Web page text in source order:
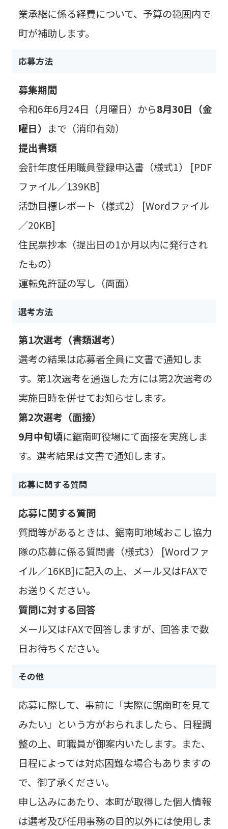
業承継に係る経費について、予算の範囲内で
町が補助します。
応募方法
募集期間
令和6年6月24日（月曜日）から8月30日（金
曜日） まで（消印有効）
提出書類
会計年度任用職員登録申込書（様式1） [PDF
ファイル／139KB]
活動目標レポート（様式2） [Wordファイル
／20KB]
住民票抄本（提出日の1か月以内に発行され
たもの）
運転免許証の写し（両面）
選考方法
第1次選考（書類選考）
選考の結果は応募者全員に文書で通知しま
す。第1次選考を通過した方には第2次選考の
実施日時を併せてお知らせします。
第2次選考（面接）
9月中旬頃に鋸南町役場にて面接を実施しま
す。選考結果は文書で通知します。
応募に関する質問
応募に関する質問
質問等があるときは、 鋸南町地域おこし協力
隊の応募に係る質問書（様式3） [Wordファ
イル／16KB]に記入の上、メール又はFAXで
お送りください。
質問に対する回答
メール又はFAXで回答しますが、回答まで数
日お待ちください。
その他
応募に際して、事前に「実際に鋸南町を見て
みたい」という方がおられましたら、日程調
整の上、町職員が御案内いたします。また、
日程によっては対応困難な場合もありますの
で、御了承ください。
申し込みにあたり、本町が取得した個人情報
は選考及び任用事務の目的以外には使用しま